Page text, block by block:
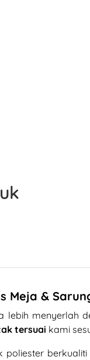
Meja &
lebih menyerlah
tersuai kami
poliester